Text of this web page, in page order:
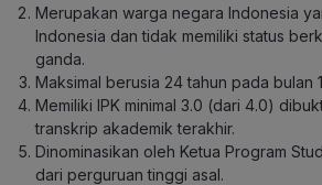
Merupakan warga negara Indonesia
Indonesia dan tidak memiliki status
ganda.
Maksimal berusia 24 tahun pada bulan
Memiliki IPK minimal 3.0 (dari 4.0)
transkrip akademik terakhir.
Dinominasikan oleh Ketua Program
dari perguruan tinggi asal.